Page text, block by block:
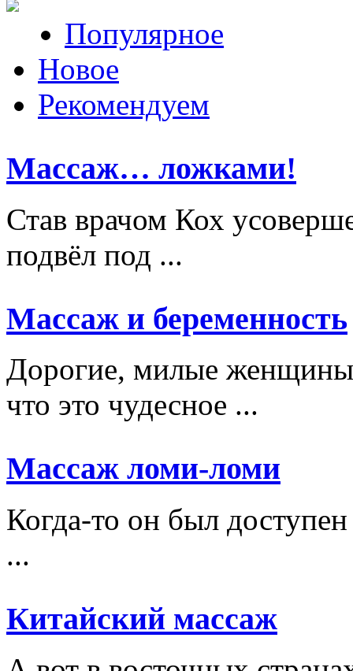
Популярное
Новое
Рекомендуем
Массаж… ложками!
Став врачом Кох
подвёл под ...
Массаж и беременность
Дорогие, милые женщины,
что это чудесное ...
Массаж ломи-ломи
Когда-то он был
...
Китайский массаж